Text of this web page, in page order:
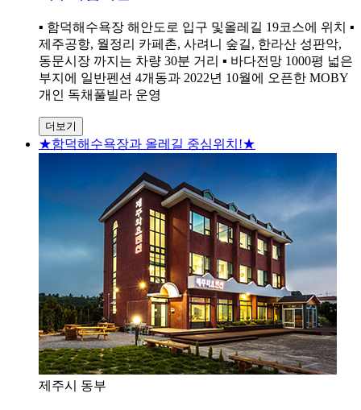
▪ 함덕해수욕장 해안도로 입구 및올레길 19코스에 위치 ▪
제주공항, 월정리 카페촌, 사려니 숲길, 한라산 성판악,
동문시장 까지는 차량 30분 거리 ▪ 바다전망 1000평 넓은
부지에 일반펜션 4개동과 2022년 10월에 오픈한 MOBY
개인 독채풀빌라 운영
더보기
★함덕해수욕장과 올레길 중심위치!★
제주시 동부